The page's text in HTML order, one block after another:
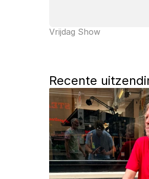
Vrijdag Show
Recente